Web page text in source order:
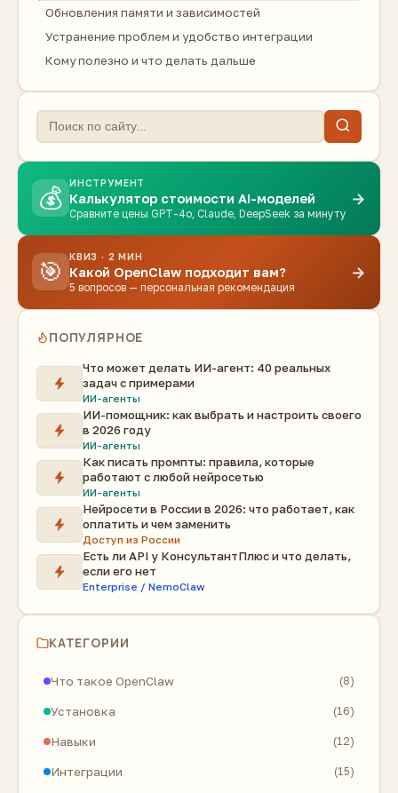
Обновления памяти и зависимостей
Устранение проблем и удобство интеграции
Кому полезно и что делать дальше
💰
ИНСТРУМЕНТ
Калькулятор стоимости AI-моделей
Сравните цены GPT-4o, Claude, DeepSeek за минуту
→
🎯
КВИЗ · 2 МИН
Какой OpenClaw подходит вам?
5 вопросов — персональная рекомендация
→
ПОПУЛЯРНОЕ
Что может делать ИИ-агент: 40 реальных
задач с примерами
ИИ-агенты
ИИ-помощник: как выбрать и настроить своего
в 2026 году
ИИ-агенты
Как писать промпты: правила, которые
работают с любой нейросетью
ИИ-агенты
Нейросети в России в 2026: что работает, как
оплатить и чем заменить
Доступ из России
Есть ли API у КонсультантПлюс и что делать,
если его нет
Enterprise / NemoClaw
КАТЕГОРИИ
Что такое OpenClaw (8)
Установка (16)
Навыки (12)
Интеграции (15)